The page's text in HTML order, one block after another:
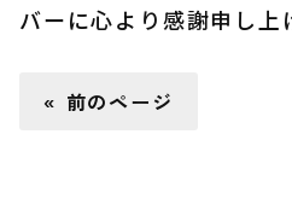
バーに心より感謝申し
« 前のページ